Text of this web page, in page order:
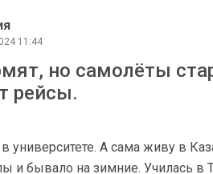
11:44
но самолёты
рейсы.
университете. А сама живу в
и бывало на зимние. Училась в